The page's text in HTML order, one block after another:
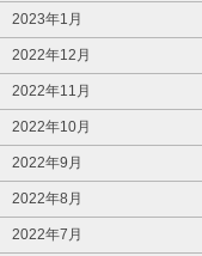
2023年1月
2022年12月
2022年11月
2022年10月
2022年9月
2022年8月
2022年7月